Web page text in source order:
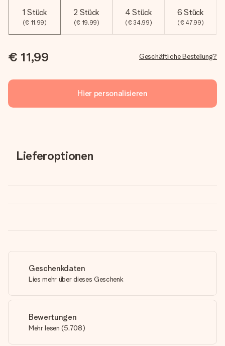
1 Stück
(€ 11,99)
2 Stück
(€ 19,99)
4 Stück
(€ 34,99)
6 Stück
(€ 47,99)
€ 11,99 Geschäftliche Bestellung?
Hier personalisieren
Lieferoptionen
Geschenkdaten
Lies mehr über dieses Geschenk
Bewertungen
Mehr lesen (5,708)